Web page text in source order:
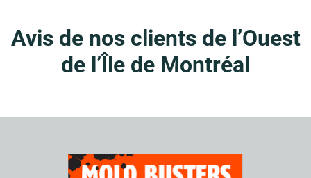
Avis de nos clients de l’Ouest
de l’Île de Montréal